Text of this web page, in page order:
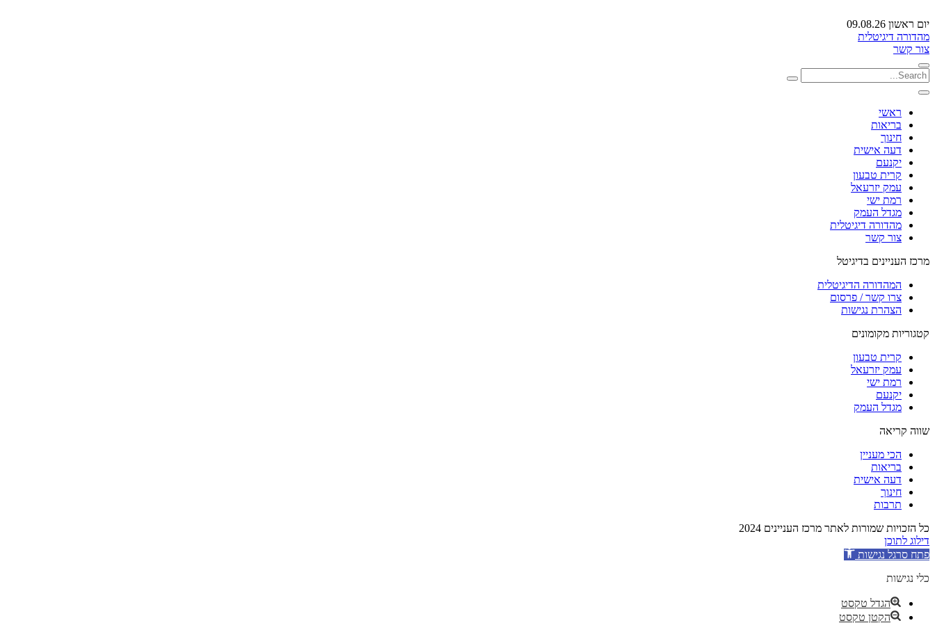
יום ראשון 09.08.26
מהדורה דיגיטלית
צור קשר
ראשי
בריאות
חינוך
דעה אישית
יקנעם
קרית טבעון
עמק יזרעאל
רמת ישי
מגדל העמק
מהדורה דיגיטלית
צור קשר
מרכז העניינים בדיגיטל
המהדורה הדיגיטלית
צרו קשר / פרסום
הצהרת נגישות
קטגוריות מקומונים
קרית טבעון
עמק יזרעאל
רמת ישי
יקנעם
מגדל העמק
שווה קריאה
הכי מעניין
בריאות
דעה אישית
חינוך
תרבות
כל הזכויות שמורות לאתר מרכז העניינים 2024
דילוג לתוכן
פתח סרגל נגישות
כלי נגישות
הגדל טקסט
הקטן טקסט